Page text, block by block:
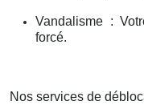
Vandalisme :
forcé.
Nos services de